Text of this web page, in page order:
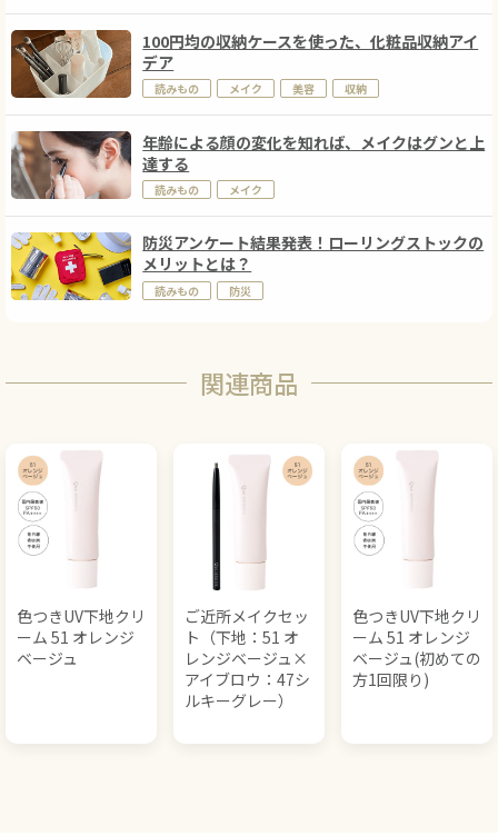
100円均の収納ケースを使った、化粧品収納アイ
デア
読みもの メイク 美容 収納
年齢による顔の変化を知れば、メイクはグンと上
達する
読みもの メイク
防災アンケート結果発表！ローリングストックの
メリットとは？
読みもの 防災
関連商品
色つきUV下地クリ
ーム 51 オレンジ
ベージュ
ご近所メイクセッ
ト（下地：51 オ
レンジベージュ×
アイブロウ：47シ
ルキーグレー）
色つきUV下地クリ
ーム 51 オレンジ
ベージュ(初めての
方1回限り)